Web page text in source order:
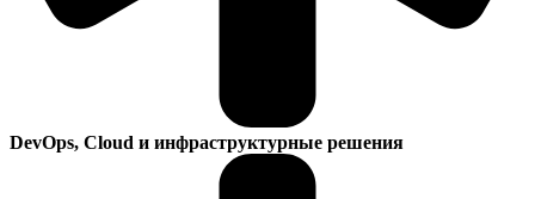
DevOps, Cloud и инфраструктурные решения